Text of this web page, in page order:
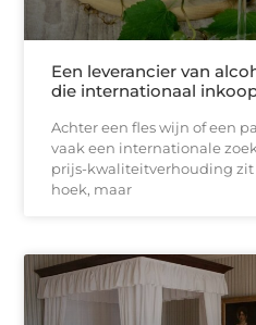
Een leverancier van
die internationaal
Achter een fles wijn of een
vaak een internationale
prijs-kwaliteitverhouding
hoek, maar